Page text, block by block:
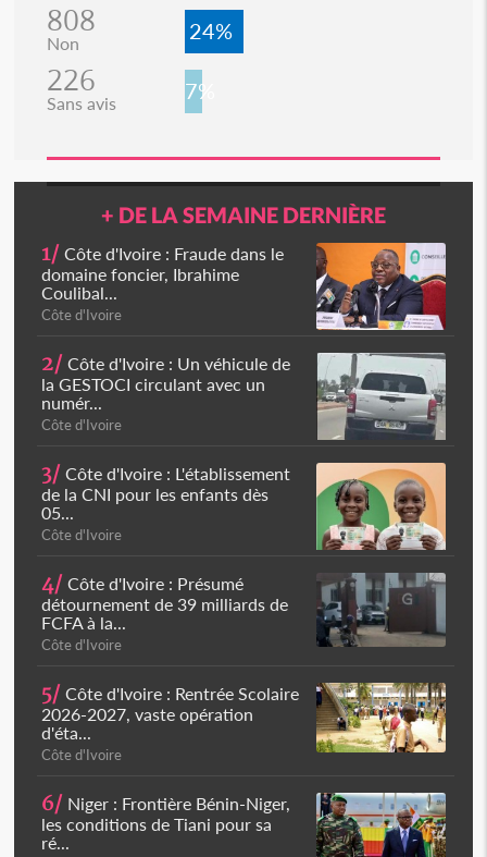
808
Non 24%
226
Sans avis 7%
+ DE LA SEMAINE DERNIÈRE
1/ Côte d'Ivoire : Fraude dans le
domaine foncier, Ibrahime
Coulibal...
Côte d'Ivoire
2/ Côte d'Ivoire : Un véhicule de
la GESTOCI circulant avec un
numér...
Côte d'Ivoire
3/ Côte d'Ivoire : L'établissement
de la CNI pour les enfants dès
05...
Côte d'Ivoire
4/ Côte d'Ivoire : Présumé
détournement de 39 milliards de
FCFA à la...
Côte d'Ivoire
5/ Côte d'Ivoire : Rentrée Scolaire
2026-2027, vaste opération
d'éta...
Côte d'Ivoire
6/ Niger : Frontière Bénin-Niger,
les conditions de Tiani pour sa
ré...